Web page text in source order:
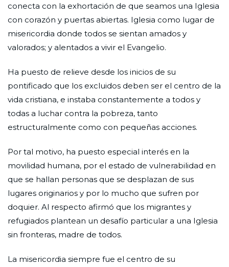
conecta con la exhortación de que seamos una Iglesia
con corazón y puertas abiertas. Iglesia como lugar de
misericordia donde todos se sientan amados y
valorados; y alentados a vivir el Evangelio.
Ha puesto de relieve desde los inicios de su
pontificado que los excluidos deben ser el centro de la
vida cristiana, e instaba constantemente a todos y
todas a luchar contra la pobreza, tanto
estructuralmente como con pequeñas acciones.
Por tal motivo, ha puesto especial interés en la
movilidad humana, por el estado de vulnerabilidad en
que se hallan personas que se desplazan de sus
lugares originarios y por lo mucho que sufren por
doquier. Al respecto afirmó que los migrantes y
refugiados plantean un desafío particular a una Iglesia
sin fronteras, madre de todos.
La misericordia siempre fue el centro de su